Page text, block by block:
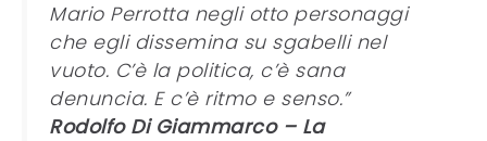
Mario Perrotta negli otto personaggi
che egli dissemina su sgabelli nel
vuoto. C’è la politica, c’è sana
denuncia. E c’è ritmo e senso.”
Rodolfo Di Giammarco – La